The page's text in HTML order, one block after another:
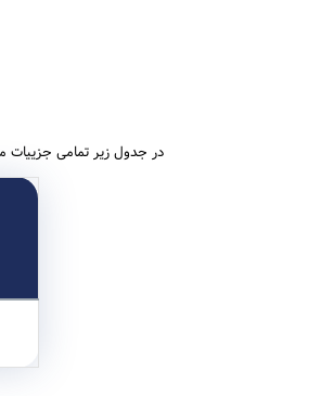
در جدول زیر تمامی جزییات